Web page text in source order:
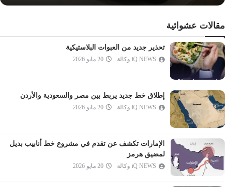
الحاقة
المعارج
نوح
الجن
المزمل
المدثر
القيامة
المرسلات
النبأ
مقالات عشوائية
تحذير جديد من العبوات البلاستيكية
iQ NEWS وكالة 20 مايو 2026
إطلاق خط جديد يربط بين مصر والسعودية والأردن
iQ NEWS وكالة 20 مايو 2026
الإمارات تكشف عن تقدم في مشروع خط أنابيب بديل
لمضيق هرمز
iQ NEWS وكالة 20 مايو 2026